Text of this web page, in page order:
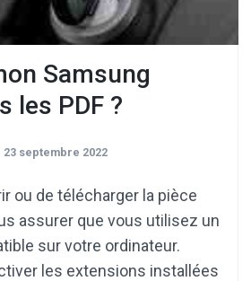
Samsung
les PDF ?
23 septembre 2022
ou de télécharger la pièce
assurer que vous utilisez un
sur votre ordinateur.
les extensions installées